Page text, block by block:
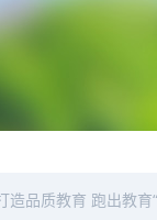
造品质教育 跑出教育